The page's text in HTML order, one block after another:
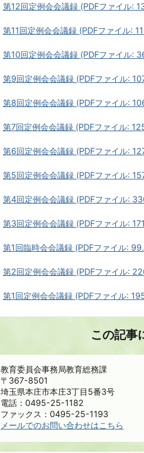
第12回定例会会議録 (PDFファイル:
第11回定例会会議録 (PDFファイル:
第10回定例会会議録 (PDFファイル:
第9回定例会会議録 (PDFファイル:
第8回定例会会議録 (PDFファイル:
第7回定例会会議録 (PDFファイル:
第6回定例会会議録 (PDFファイル:
第5回定例会会議録 (PDFファイル:
第4回定例会会議録 (PDFファイル:
第3回定例会会議録 (PDFファイル:
第1回臨時会会議録 (PDFファイル:
第2回定例会会議録 (PDFファイル:
第1回定例会会議録 (PDFファイル:
この記事
教育委員会事務局教育総務課
〒367-8501
埼玉県本庄市本庄3丁目5番3号
電話：0495-25-1182
ファックス：0495-25-1193
メールでのお問い合わせはこちら